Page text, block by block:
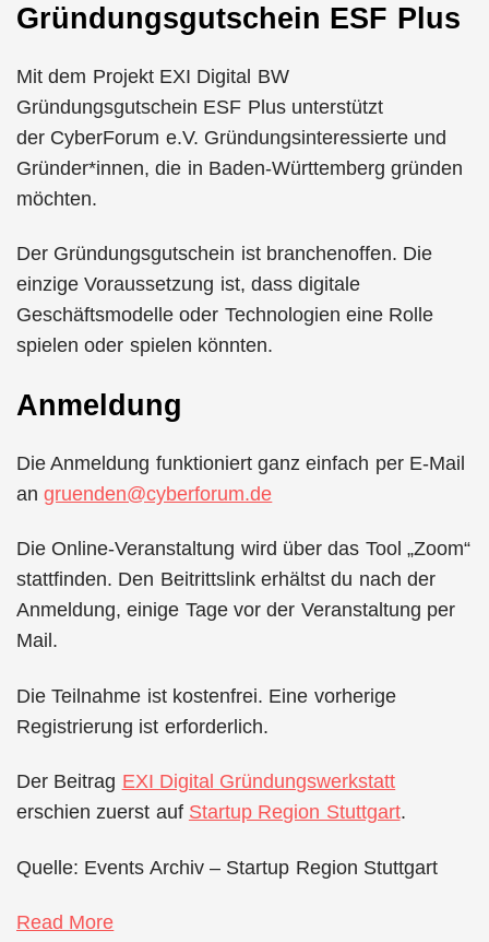
Gründungsgutschein ESF Plus
Mit dem Projekt EXI Digital BW
Gründungsgutschein ESF Plus unterstützt
der CyberForum e.V. Gründungsinteressierte und
Gründer*innen, die in Baden-Württemberg gründen
möchten.
Der Gründungsgutschein ist branchenoffen. Die
einzige Voraussetzung ist, dass digitale
Geschäftsmodelle oder Technologien eine Rolle
spielen oder spielen könnten.
Anmeldung
Die Anmeldung funktioniert ganz einfach per E-Mail
angruenden@cyberforum.de
Die Online-Veranstaltung wird über das Tool „Zoom“
stattfinden. Den Beitrittslink erhältst du nach der
Anmeldung, einige Tage vor der Veranstaltung per
Mail.
Die Teilnahme ist kostenfrei. Eine vorherige
Registrierung ist erforderlich.
Der Beitrag EXI Digital Gründungswerkstatt
erschien zuerst auf Startup Region Stuttgart.
Quelle: Events Archiv – Startup Region Stuttgart
Read More